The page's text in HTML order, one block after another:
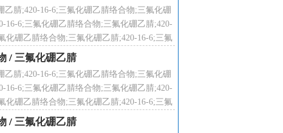
性：溶于水，可混溶于醇、醚等多
钠等硼化物的重要原料。是制造硼
上游原料是氟化氢、硫酸、硼酸、乙
- CH3CN，可用于多种有机合成。
腈;420-16-6;三氟化硼乙腈络合物;三氟化硼
16-6;三氟化硼乙腈络合物;三氟化硼乙腈;420-
化硼乙腈络合物;三氟化硼乙腈;420-16-6;三氟
络合物;
/ 三氟化硼乙腈
腈;420-16-6;三氟化硼乙腈络合物;三氟化硼
16-6;三氟化硼乙腈络合物;三氟化硼乙腈;420-
化硼乙腈络合物;三氟化硼乙腈;420-16-6;三氟
络合物;
/ 三氟化硼乙腈